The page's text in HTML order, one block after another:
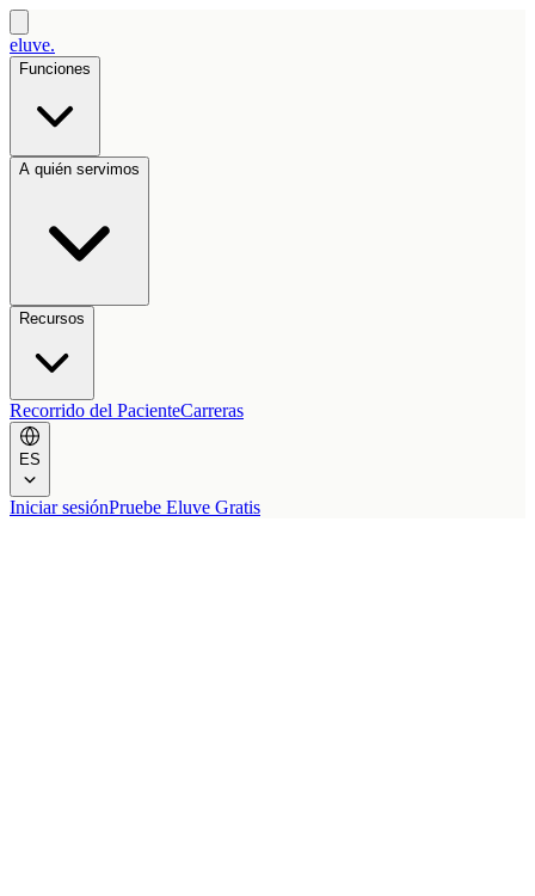
eluve.
Funciones
A quién servimos
Recursos
Recorrido del PacienteCarreras
ES
Iniciar sesiónPruebe Eluve Gratis